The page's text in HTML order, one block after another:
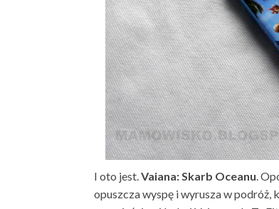
I oto jest.Vaiana: Skarb Oceanu.
opuszcza wyspę i wyrusza w